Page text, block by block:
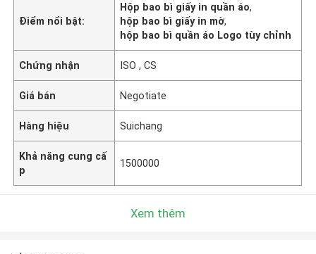
Điểm nổi bật:
Hộp bao bì giấy in quần áo,
hộp bao bì giấy in mờ,
hộp bao bì quần áo Logo tùy chỉnh
Chứng nhận ISO , CS
Giá bán Negotiate
Hàng hiệu Suichang
Khả năng cung cấ
p
1500000
Xem thêm